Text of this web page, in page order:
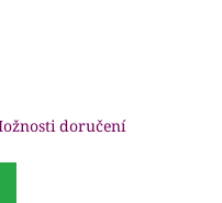
doručení